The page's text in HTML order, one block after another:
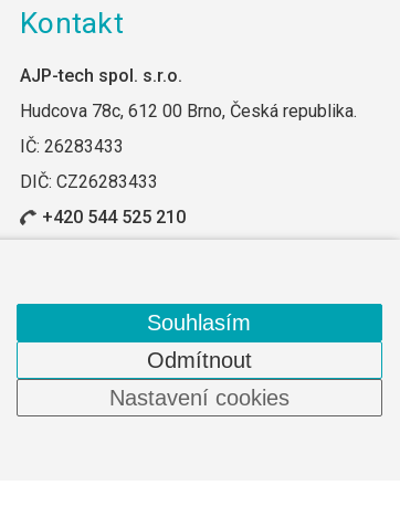
Kontakt
AJP-tech spol. s.r.o.
Hudcova 78c, 612 00 Brno, Česká republika.
IČ: 26283433
DIČ: CZ26283433
+420 544 525 210
Web vytvořiloComerto.
Souhlasím
Odmítnout
Nastavení cookies